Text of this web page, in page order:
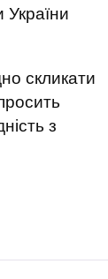
України
скликати
з